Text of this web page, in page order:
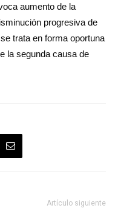
aumento de la
progresiva de
trata en forma oportuna
la segunda causa de
Artículo siguiente